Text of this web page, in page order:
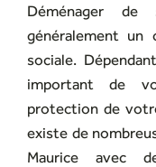
Déménager de
généralement un
sociale.
important de
protection de
existe de
Maurice avec